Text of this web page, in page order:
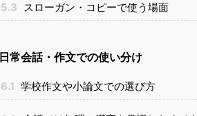
5.3 スローガン・コピーで使う場面
日常会話・作文での使い分け
6.1 学校作文や小論文での選び方